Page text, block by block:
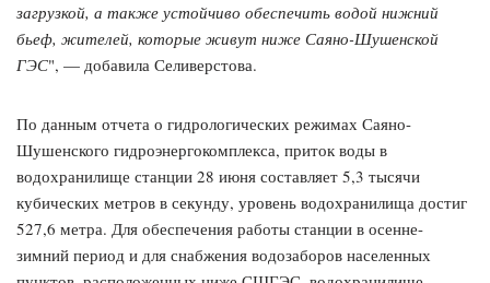
загрузкой, а также устойчиво обеспечить водой нижний
бьеф, жителей, которые живут ниже Саяно-Шушенской
ГЭС", — добавила Селиверстова.
По данным отчета о гидрологических режимах Саяно-
Шушенского гидроэнергокомплекса, приток воды в
водохранилище станции 28 июня составляет 5,3 тысячи
кубических метров в секунду, уровень водохранилища достиг
527,6 метра. Для обеспечения работы станции в осенне-
зимний период и для снабжения водозаборов населенных